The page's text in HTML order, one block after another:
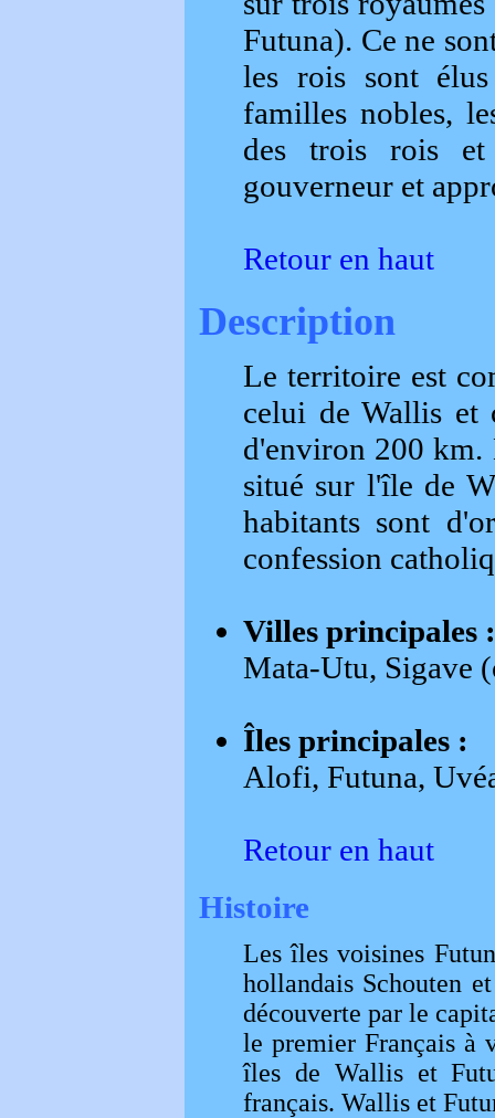
Futuna). Ce ne
les rois sont
familles nobles,
des trois rois et
gouverneur et
Retour en haut
Description
Le territoire est
celui de Wallis et
d'environ 200 km.
situé sur l'île de
habitants sont
confession
Villes principales :
Mata-Utu, Sigave
Îles principales :
Alofi, Futuna,
Retour en haut
Histoire
Les îles voisines
hollandais Schouten
découverte par le
le premier Français à
îles de Wallis et
français. Wallis et